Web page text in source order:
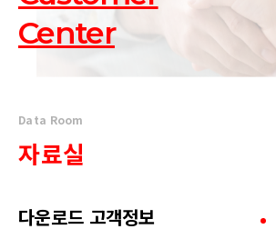
Center
Data Room
자료실
다운로드 고객정보